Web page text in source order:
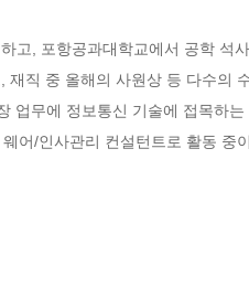
고, 포항공과대학교에서 공학 석
직 중 올해의 사원상 등 다수의
업무에 정보통신 기술에 접목하
어/인사관리 컨설턴트로 활동 중